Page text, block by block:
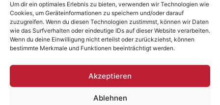
Um dir ein optimales Erlebnis zu bieten, verwenden wir Technologien wie
Cookies, um Geräteinformationen zu speichern und/oder darauf
zuzugreifen. Wenn du diesen Technologien zustimmst, können wir Daten
wie das Surfverhalten oder eindeutige IDs auf dieser Website verarbeiten.
Wenn du deine Einwilligung nicht erteilst oder zurückziehst, können
bestimmte Merkmale und Funktionen beeinträchtigt werden.
Akzeptieren
Ablehnen
Muss also unbedingt noch mal raus.
Tipp: Das Geld zusammen halten, um für die brotlose
Kunst genügend Zeit zu haben.
ZURÜCK WEITER